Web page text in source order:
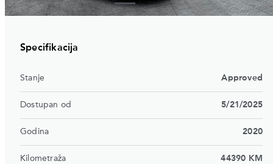
Specifikacija
Stanje Approved
Dostupan od 5/21/2025
Godina 2020
Kilometraža 44390 KM